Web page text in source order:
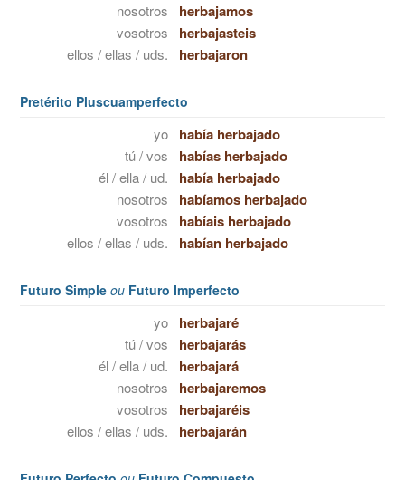
nosotros herbajamos
vosotros herbajasteis
ellos / ellas / uds. herbajaron
Pretérito Pluscuamperfecto
yo había herbajado
tú / vos habías herbajado
él / ella / ud. había herbajado
nosotros habíamos herbajado
vosotros habíais herbajado
ellos / ellas / uds. habían herbajado
Futuro Simple ou Futuro Imperfecto
yo herbajaré
tú / vos herbajarás
él / ella / ud. herbajará
nosotros herbajaremos
vosotros herbajaréis
ellos / ellas / uds. herbajarán